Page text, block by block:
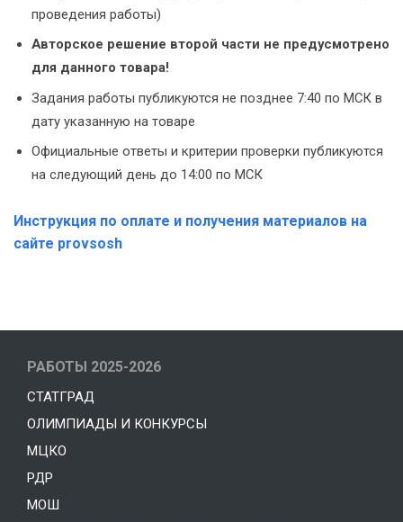
проведения работы)
Авторское решение второй части не предусмотрено
для данного товара!
Задания работы публикуются не позднее 7:40 по МСК в
дату указанную на товаре
Официальные ответы и критерии проверки публикуются
на следующий день до 14:00 по МСК
Инструкция по оплате и получения материалов на
сайте provsosh
РАБОТЫ 2025-2026
СТАТГРАД
ОЛИМПИАДЫ И КОНКУРСЫ
МЦКО
РДР
МОШ